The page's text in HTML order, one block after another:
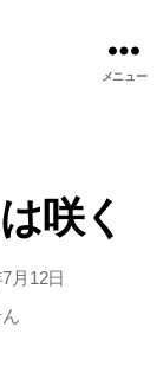
メニュー
咲く
月12日